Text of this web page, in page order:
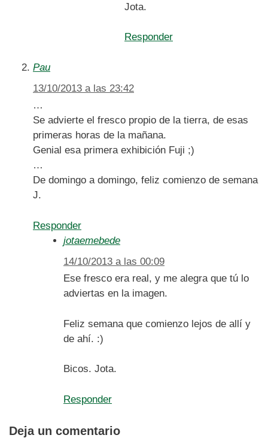
Jota.
Responder
Pau
13/10/2013 a las 23:42
…
Se advierte el fresco propio de la tierra, de esas
primeras horas de la mañana.
Genial esa primera exhibición Fuji ;)
…
De domingo a domingo, feliz comienzo de semana
J.
Responder
jotaemebede
14/10/2013 a las 00:09
Ese fresco era real, y me alegra que tú lo
adviertas en la imagen.
Feliz semana que comienzo lejos de allí y
de ahí. :)
Bicos. Jota.
Responder
Deja un comentario